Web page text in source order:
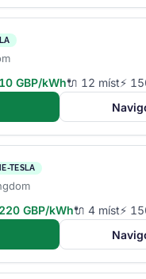
GBP/kWh🔌 12 míst⚡
TESLA
GBP/kWh🔌 4 míst⚡